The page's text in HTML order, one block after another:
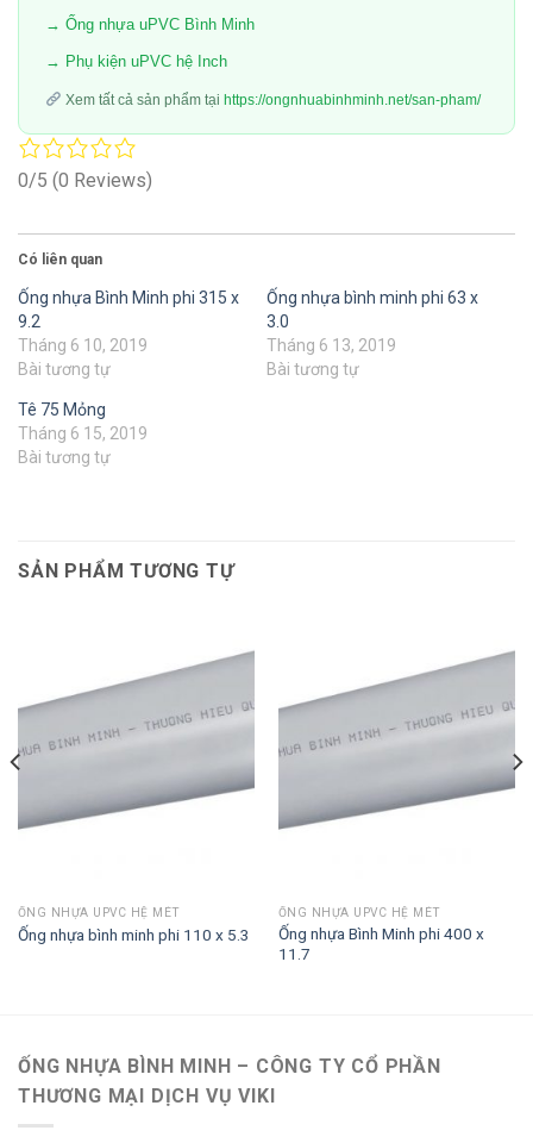
→ Ống nhựa uPVC Bình Minh
→ Phụ kiện uPVC hệ Inch
Xem tất cả sản phẩm tại https://ongnhuabinhminh.net/san-pham/
0/5 (0 Reviews)
Có liên quan
Ống nhựa Bình Minh phi 315 x
9.2
Tháng 6 10, 2019
Bài tương tự
Ống nhựa bình minh phi 63 x
3.0
Tháng 6 13, 2019
Bài tương tự
Tê 75 Mỏng
Tháng 6 15, 2019
Bài tương tự
SẢN PHẨM TƯƠNG TỰ
ỐNG NHỰA UPVC HỆ MÉT
Ống nhựa bình minh phi 110 x 5.3
ỐNG NHỰA UPVC HỆ MÉT
Ống nhựa Bình Minh phi 400 x
11.7
ỐNG NHỰA BÌNH MINH – CÔNG TY CỔ PHẦN
THƯƠNG MẠI DỊCH VỤ VIKI